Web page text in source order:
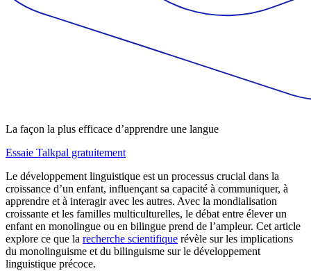
La façon la plus efficace d’apprendre une langue
Essaie Talkpal gratuitement
Le développement linguistique est un processus crucial dans la
croissance d’un enfant, influençant sa capacité à communiquer, à
apprendre et à interagir avec les autres. Avec la mondialisation
croissante et les familles multiculturelles, le débat entre élever un
enfant en monolingue ou en bilingue prend de l’ampleur. Cet article
explore ce que la recherche scientifique révèle sur les implications
du monolinguisme et du bilinguisme sur le développement
linguistique précoce.